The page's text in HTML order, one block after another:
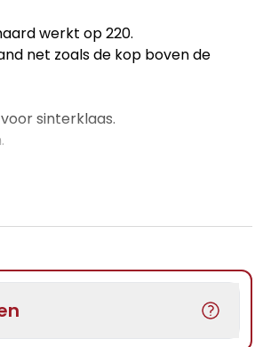
werkt op 220.
net zoals de kop boven de
sinterklaas.